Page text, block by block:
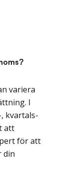
variera
I
kvartals-
att
för att
din